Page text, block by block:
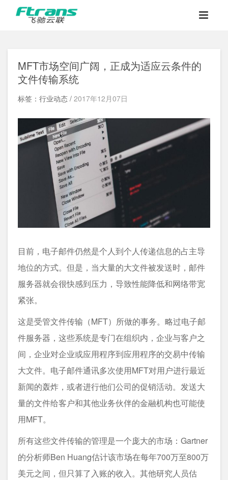
MFT市场空间广阔，正成为适应云条件的
文件传输系统
标签：行业动态 / 2017年12月07日
目前，电子邮件仍然是个人到个人传递信息的占主导
地位的方式。但是，当大量的大文件被发送时，邮件
服务器就会很快感到压力，导致性能降低和网络带宽
紧张。
这是受管文件传输（MFT）所做的事务。略过电子邮
件服务器，这些系统是专门在组织内，企业与客户之
间，企业对企业或应用程序到应用程序的交易中传输
大文件。电子邮件通讯多次使用MFT对用户进行最近
新闻的轰炸，或者进行他们公司的促销活动。发送大
量的文件给客户和其他业务伙伴的金融机构也可能使
用MFT。
所有这些文件传输的管理是一个庞大的市场：Gartner
的分析师Ben Huang估计该市场在每年700万至800万
美元之间，但只算了入账的收入。其他研究人员估